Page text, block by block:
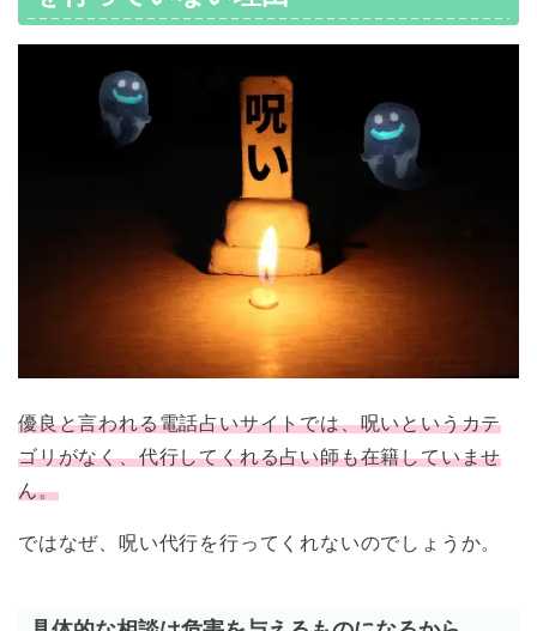
優良と言われる電話占いサイトでは、呪いというカテ
ゴリがなく、代行してくれる占い師も在籍していませ
ん。
ではなぜ、呪い代行を行ってくれないのでしょうか。